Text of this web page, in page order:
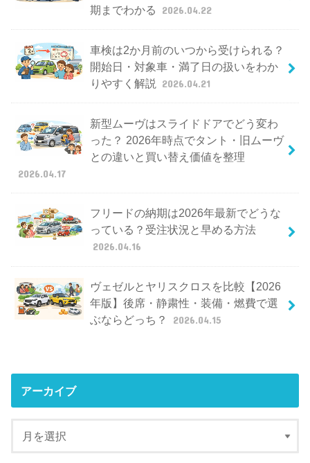
期までわかる
2026.04.22
車検は2か月前のいつから受けられる？
開始日・対象車・満了日の扱いをわか
りやすく解説
2026.04.21
新型ムーヴはスライドドアでどう変わ
った？ 2026年時点でタント・旧ムーヴ
との違いと買い替え価値を整理
2026.04.17
フリードの納期は2026年最新でどうな
っている？受注状況と早める方法
2026.04.16
ヴェゼルとヤリスクロスを比較【2026
年版】後席・静粛性・装備・燃費で選
ぶならどっち？
2026.04.15
アーカイブ